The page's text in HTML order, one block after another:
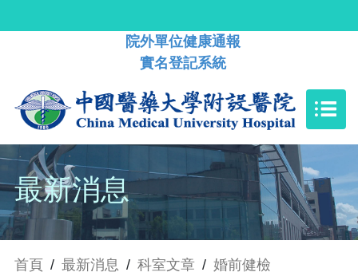
院外單位健康通報
實名登記系統
最新消息
首頁 / 最新消息 / 科室文章 / 婚前健檢